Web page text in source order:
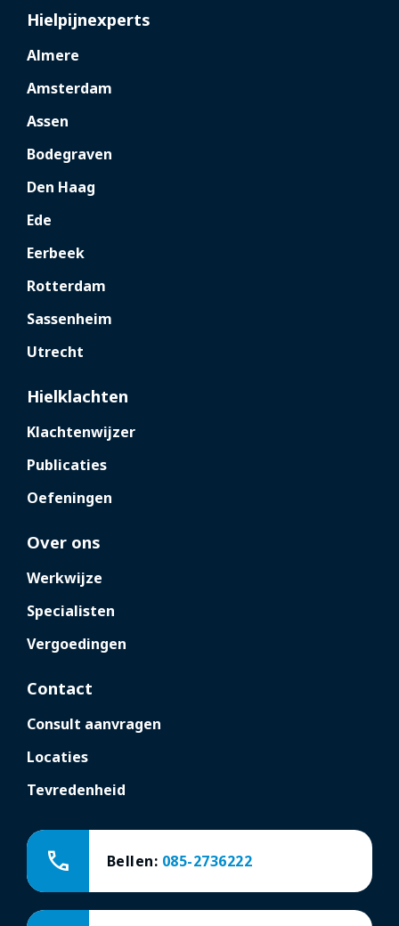
Hielpijnexperts
Almere
Amsterdam
Assen
Bodegraven
Den Haag
Ede
Eerbeek
Rotterdam
Sassenheim
Utrecht
Hielklachten
Klachtenwijzer
Publicaties
Oefeningen
Over ons
Werkwijze
Specialisten
Vergoedingen
Contact
Consult aanvragen
Locaties
Tevredenheid
call Bellen: 085-2736222